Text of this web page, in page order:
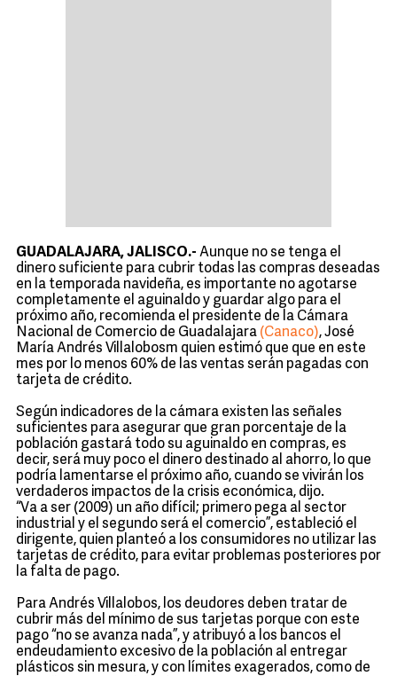
GUADALAJARA, JALISCO.- Aunque no se tenga el
dinero suficiente para cubrir todas las compras deseadas
en la temporada navideña, es importante no agotarse
completamente el aguinaldo y guardar algo para el
próximo año, recomienda el presidente de la Cámara
Nacional de Comercio de Guadalajara (Canaco), José
María Andrés Villalobosm quien estimó que que en este
mes por lo menos 60% de las ventas serán pagadas con
tarjeta de crédito.
Según indicadores de la cámara existen las señales
suficientes para asegurar que gran porcentaje de la
población gastará todo su aguinaldo en compras, es
decir, será muy poco el dinero destinado al ahorro, lo que
podría lamentarse el próximo año, cuando se vivirán los
verdaderos impactos de la crisis económica, dijo.
“Va a ser (2009) un año difícil; primero pega al sector
industrial y el segundo será el comercio”, estableció el
dirigente, quien planteó a los consumidores no utilizar las
tarjetas de crédito, para evitar problemas posteriores por
la falta de pago.
Para Andrés Villalobos, los deudores deben tratar de
cubrir más del mínimo de sus tarjetas porque con este
pago “no se avanza nada”, y atribuyó a los bancos el
endeudamiento excesivo de la población al entregar
plásticos sin mesura, y con límites exagerados, como de